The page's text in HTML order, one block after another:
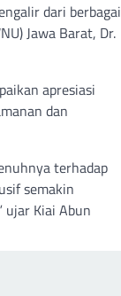
dari berbagai
Jawa Barat, Dr.
apresiasi
dan
terhadap
semakin
ujar Kiai Abun